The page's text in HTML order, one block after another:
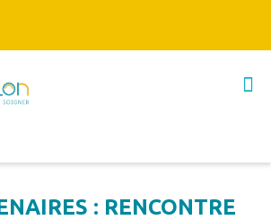
: RENCONTRE